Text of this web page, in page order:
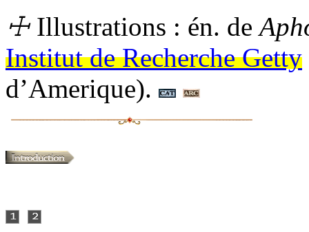
☩Illustrations : én. de
Institut de Recherche Getty
d’Amerique).